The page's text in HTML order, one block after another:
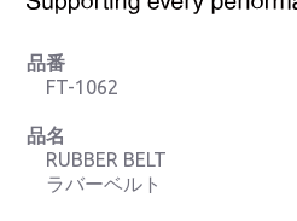
品番
FT-1062
品名
RUBBER BELT
ラバーベルト